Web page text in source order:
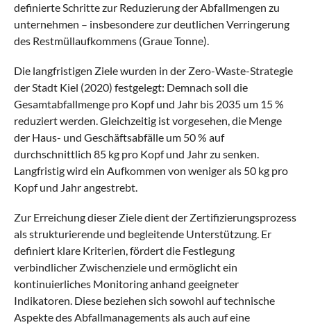
definierte Schritte zur Reduzierung der Abfallmengen zu
unternehmen – insbesondere zur deutlichen Verringerung
des Restmüllaufkommens (Graue Tonne).
Die langfristigen Ziele wurden in der Zero-Waste-Strategie
der Stadt Kiel (2020) festgelegt: Demnach soll die
Gesamtabfallmenge pro Kopf und Jahr bis 2035 um 15 %
reduziert werden. Gleichzeitig ist vorgesehen, die Menge
der Haus- und Geschäftsabfälle um 50 % auf
durchschnittlich 85 kg pro Kopf und Jahr zu senken.
Langfristig wird ein Aufkommen von weniger als 50 kg pro
Kopf und Jahr angestrebt.
Zur Erreichung dieser Ziele dient der Zertifizierungsprozess
als strukturierende und begleitende Unterstützung. Er
definiert klare Kriterien, fördert die Festlegung
verbindlicher Zwischenziele und ermöglicht ein
kontinuierliches Monitoring anhand geeigneter
Indikatoren. Diese beziehen sich sowohl auf technische
Aspekte des Abfallmanagements als auch auf eine